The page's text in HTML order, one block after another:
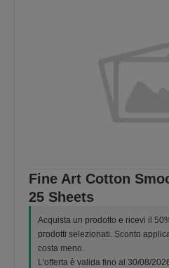
Fine Art Cotton
25 Sheets
Acquista un prodotto e ricevi il
prodotti selezionati. Sconto
costa meno.
L'offerta è valida fino al 30/08/